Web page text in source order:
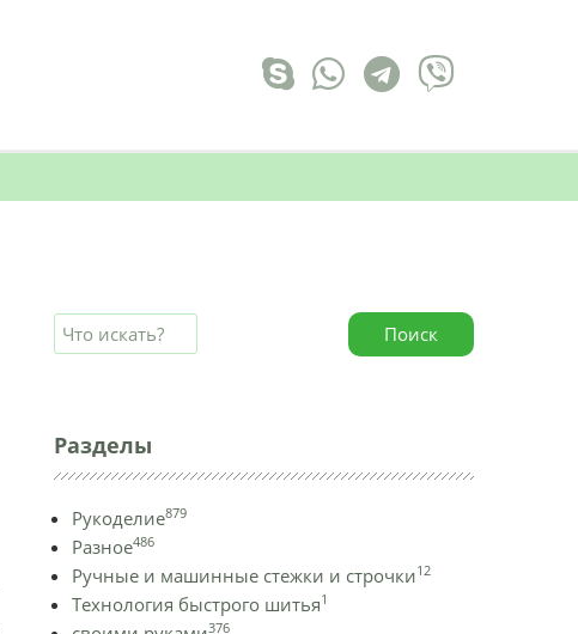
Поиск
Разделы
Рукоделие879
Разное486
Ручные и машинные стежки и строчки12
Технология быстрого шитья1
376